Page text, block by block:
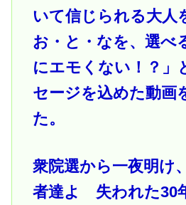
いて信じられる大
お・と・なを、選べ
にエモくない！？」
セージを込めた動画
た。
衆院選から一夜明
者達よ 失われた30